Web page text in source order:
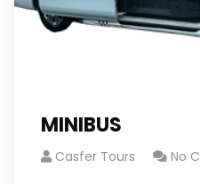
MINIBUS
Casfer Tours No